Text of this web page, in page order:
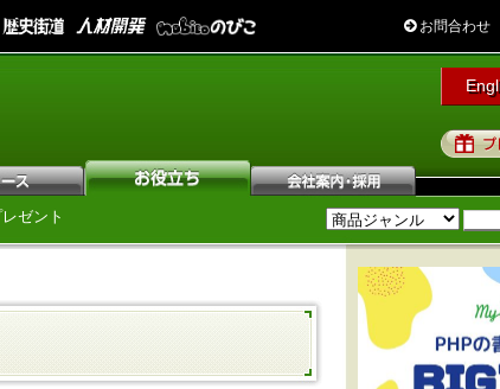
お問合わせ
ゼント